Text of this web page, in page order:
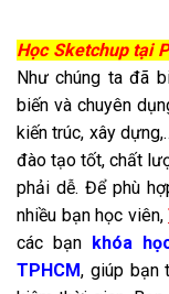
Học Sketchup tại
Như chúng ta đã
biến và chuyên
kiến trúc, xây
đào tạo tốt, chất
phải dễ. Để phù
nhiều bạn học viên,
các bạn khóa
TPHCM, giúp bạn